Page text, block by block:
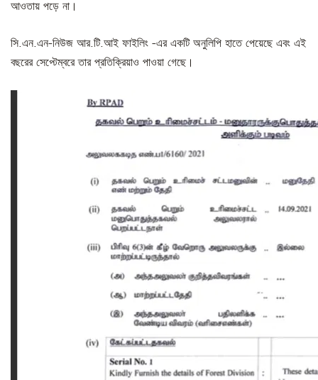
আওতায় পড়ে না।
সি.এন.এন-নিউজ আর.টি.আই ফাইলিং -এর একটি অনুলিপি হাতে পেয়েছে এবং এই
বছরের সেপ্টেম্বরে তার প্রতিক্রিয়াও পাওয়া গেছে।